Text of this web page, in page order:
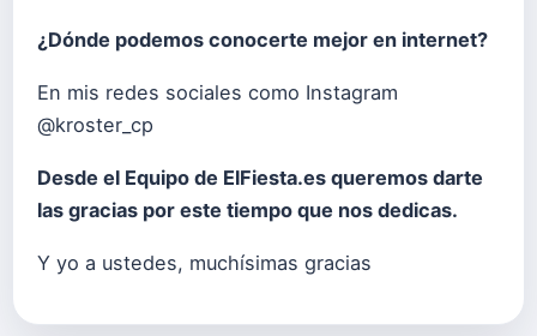
¿Dónde podemos conocerte mejor en internet?
En mis redes sociales como Instagram
@kroster_cp
Desde el Equipo de ElFiesta.es queremos darte
las gracias por este tiempo que nos dedicas.
Y yo a ustedes, muchísimas gracias